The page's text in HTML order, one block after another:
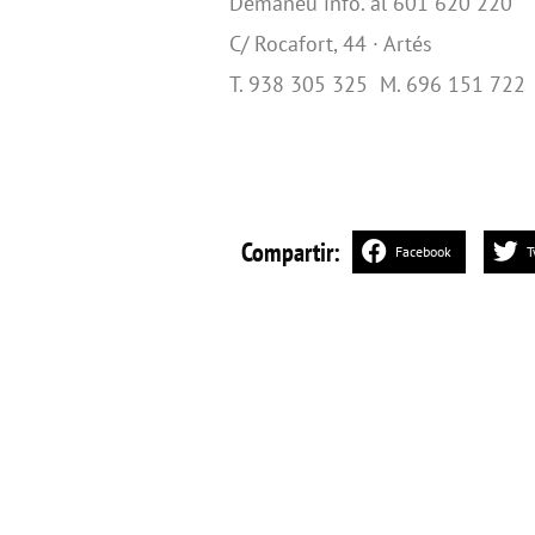
C/ Rocafort, 44 · Artés
T. 938 305 325 M. 696 151 722
Compartir: Facebook